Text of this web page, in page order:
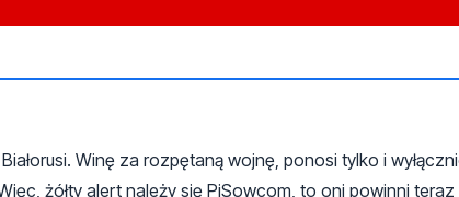
Winę za rozpętaną wojnę, ponosi tylko i
żółty alert należy się PiSowcom, to oni powinni